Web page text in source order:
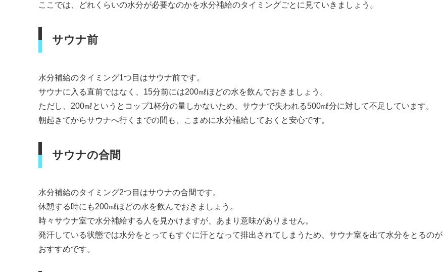
ここでは、どれくらいの水分が必要なのかを水分補給のタイミングごとに見ていきましょう。
サウナ前
水分補給のタイミング1つ目はサウナ前です。
サウナに入る直前ではなく、15分前には200㎖ほどの水を飲んでおきましょう。
ただし、200㎖というとコップ1杯分の量しかないため、サウナで失われる500㎖分に対して不足しています。
朝起きてからサウナへ行くまでの間も、こまめに水分補給しておくと安心です。
サウナの合間
水分補給のタイミング2つ目はサウナの合間です。
休憩する時にも200㎖ほどの水を飲んでおきましょう。
時々サウナ室で水分補給する人を見かけますが、あまり意味がありません。
発汗している状態では水分をとってもすぐに汗となって排出されてしまうため、サウナ室を出て水分をとるのが
おすすめです。